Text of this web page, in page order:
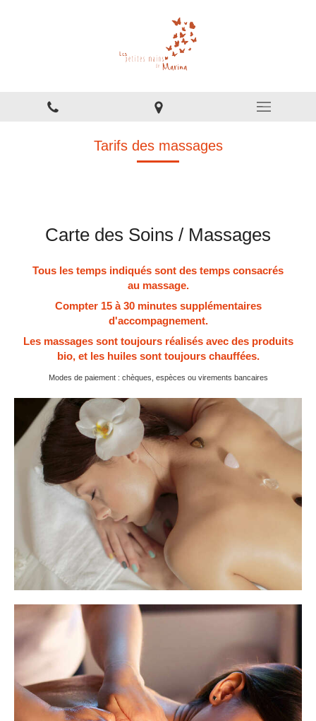
Tarifs des massages
Carte des Soins / Massages
Tous les temps indiqués sont des temps consacrés
au massage.
Compter 15 à 30 minutes supplémentaires
d'accompagnement.
Les massages sont toujours réalisés avec des produits
bio, et les huiles sont toujours chauffées.
Modes de paiement : chèques, espèces ou virements bancaires